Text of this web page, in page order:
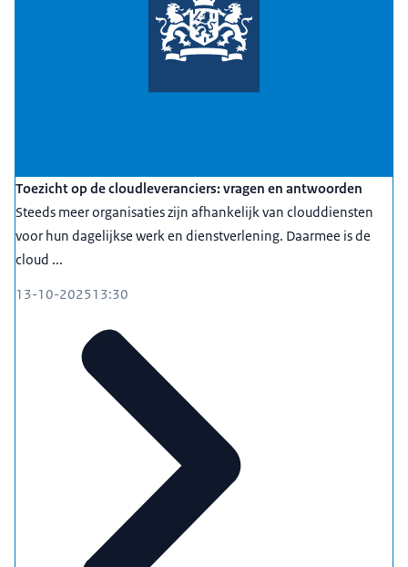
Toezicht op de cloudleveranciers: vragen en antwoorden
Steeds meer organisaties zijn afhankelijk van clouddiensten
voor hun dagelijkse werk en dienstverlening. Daarmee is de
cloud ...
13-10-202513:30